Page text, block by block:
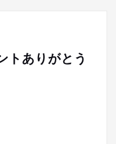
トありがとう